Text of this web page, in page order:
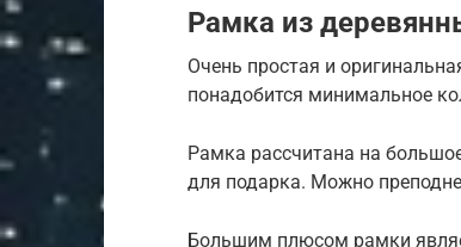
Рамка из
Очень простая и
понадобится минимальное
Рамка рассчитана на
для подарка. Можно
Большим плюсом рамки